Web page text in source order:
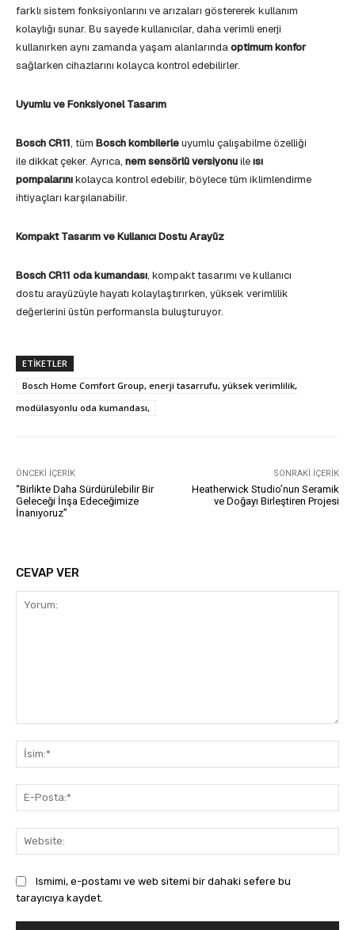
farklı sistem fonksiyonlarını ve arızaları göstererek kullanım
kolaylığı sunar. Bu sayede kullanıcılar, daha verimli enerji
kullanırken aynı zamanda yaşam alanlarındaoptimum konfor
sağlarken cihazlarını kolayca kontrol edebilirler.
Uyumlu ve Fonksiyonel Tasarım
Bosch CR11, tüm Bosch kombilerleuyumlu çalışabilme özelliği
ile dikkat çeker. Ayrıca, nem sensörlü versiyonuileısı
pompalarınıkolayca kontrol edebilir, böylece tüm iklimlendirme
ihtiyaçları karşılanabilir.
Kompakt Tasarım ve Kullanıcı Dostu Arayüz
Bosch CR11 oda kumandası, kompakt tasarımı ve kullanıcı
dostu arayüzüyle hayatı kolaylaştırırken, yüksek verimlilik
değerlerini üstün performansla buluşturuyor.
ETIKETLER
Bosch Home Comfort Group, enerji tasarrufu, yüksek verimlilik,
modülasyonlu oda kumandası,
ÖNCEKI İÇERIK
“Birlikte Daha Sürdürülebilir Bir
Geleceği İnşa Edeceğimize
İnanıyoruz’’
SONRAKI İÇERIK
Heatherwick Studio’nun Seramik
ve Doğayı Birleştiren Projesi
CEVAP VER
Ismimi, e-postamı ve web sitemi bir dahaki sefere bu
tarayıcıya kaydet.